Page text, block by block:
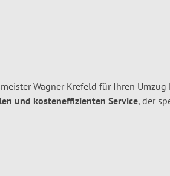
Wagner Krefeld für Ihren
und kosteneffizienten Service, der